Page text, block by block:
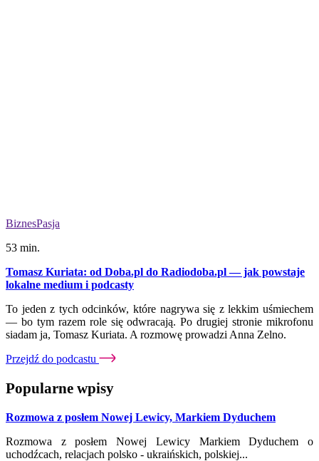
BiznesPasja
53 min.
Tomasz Kuriata: od Doba.pl do Radiodoba.pl — jak powstaje
lokalne medium i podcasty
To jeden z tych odcinków, które nagrywa się z lekkim uśmiechem
— bo tym razem role się odwracają. Po drugiej stronie mikrofonu
siadam ja, Tomasz Kuriata. A rozmowę prowadzi Anna Zelno.
Przejdź do podcastu
Popularne wpisy
Rozmowa z posłem Nowej Lewicy, Markiem Dyduchem
Rozmowa z posłem Nowej Lewicy Markiem Dyduchem o
uchodźcach, relacjach polsko - ukraińskich, polskiej...